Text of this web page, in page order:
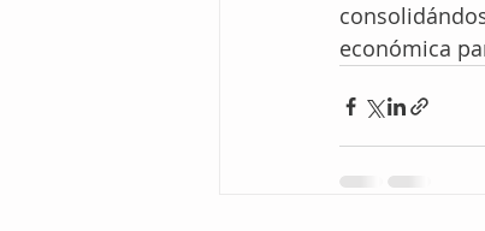
económica